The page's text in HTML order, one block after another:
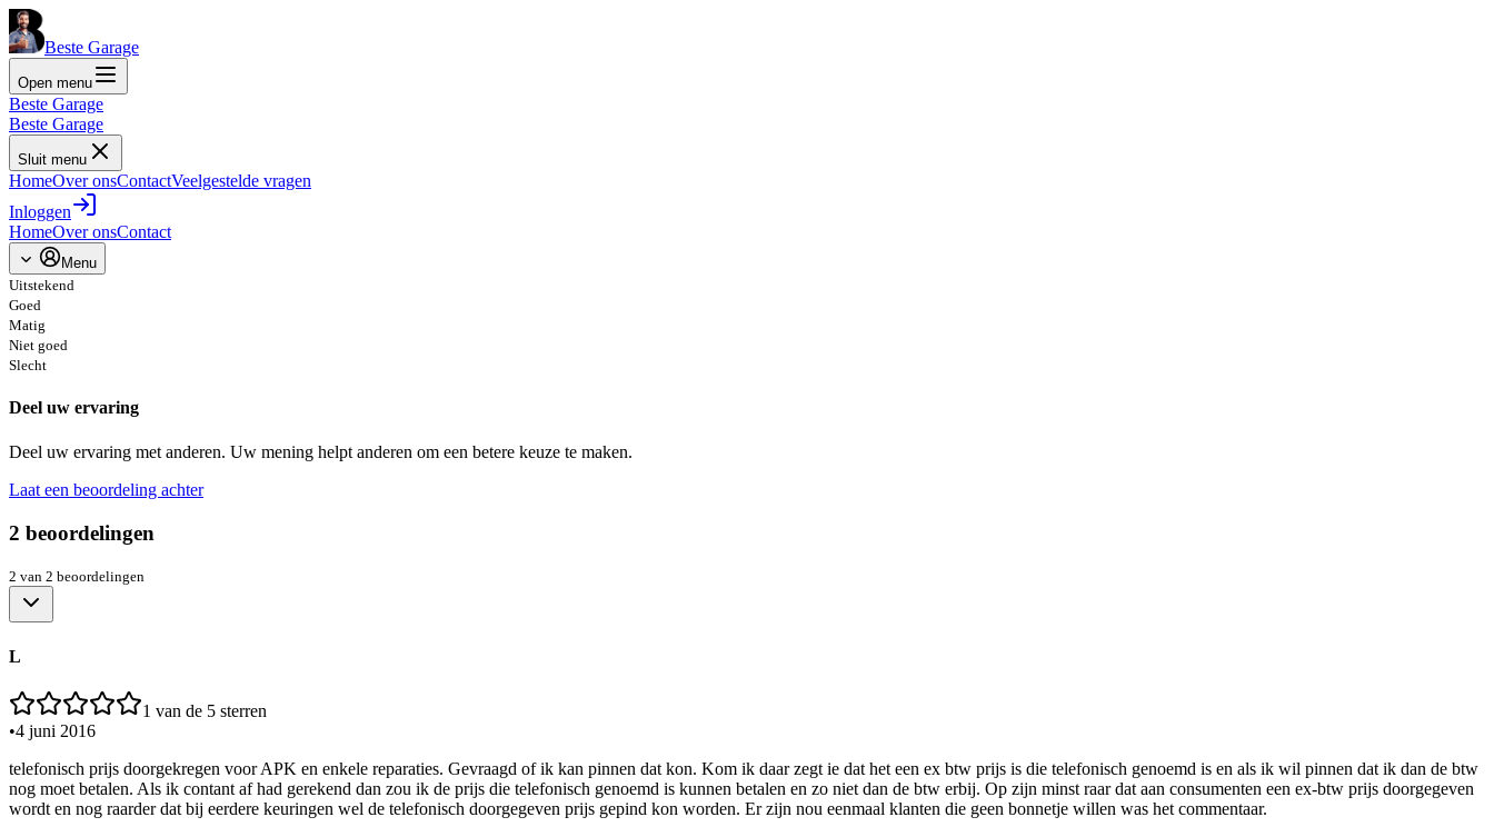
Beste Garage
Open menu
Beste Garage
Beste Garage
Sluit menu
HomeOver onsContactVeelgestelde vragen
Inloggen
HomeOver onsContact
Menu
Uitstekend
Goed
Matig
Niet goed
Slecht
Deel uw ervaring
Deel uw ervaring met anderen. Uw mening helpt anderen om een betere keuze te maken.
Laat een beoordeling achter
2 beoordelingen
2 van 2 beoordelingen
L
1 van de 5 sterren
•4 juni 2016
telefonisch prijs doorgekregen voor APK en enkele reparaties. Gevraagd of ik kan pinnen dat kon. Kom ik daar zegt ie dat het een ex btw prijs is die telefonisch genoemd is en als ik wil pinnen dat ik dan de btw
nog moet betalen. Als ik contant af had gerekend dan zou ik de prijs die telefonisch genoemd is kunnen betalen en zo niet dan de btw erbij. Op zijn minst raar dat aan consumenten een ex-btw prijs doorgegeven
wordt en nog raarder dat bij eerdere keuringen wel de telefonisch doorgegeven prijs gepind kon worden. Er zijn nou eenmaal klanten die geen bonnetje willen was het commentaar.